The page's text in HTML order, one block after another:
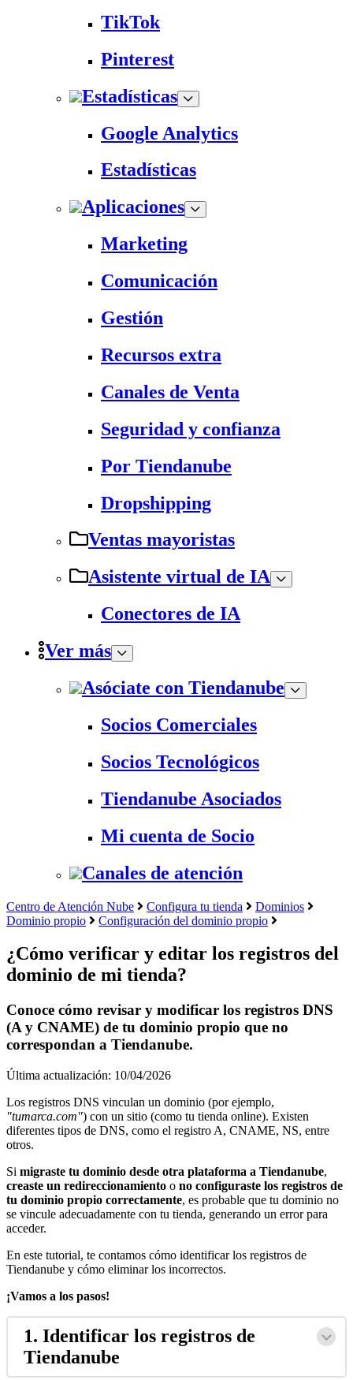
TikTok
Pinterest
Estadísticas
Google Analytics
Estadísticas
Aplicaciones
Marketing
Comunicación
Gestión
Recursos extra
Canales de Venta
Seguridad y confianza
Por Tiendanube
Dropshipping
Ventas mayoristas
Asistente virtual de IA
Conectores de IA
Ver más
Asóciate con Tiendanube
Socios Comerciales
Socios Tecnológicos
Tiendanube Asociados
Mi cuenta de Socio
Canales de atención
Centro de Atención Nube Configura tu tienda
Dominios
Dominio propio
Configuración del dominio propio
¿Cómo verificar y editar los registros del
dominio de mi tienda?
Conoce cómo revisar y modificar los registros DNS
(A y CNAME) de tu dominio propio que no
correspondan a Tiendanube.
Última actualización: 10/04/2026
Los registros DNS vinculan un dominio (por ejemplo,
"tumarca.com") con un sitio (como tu tienda online). Existen
diferentes tipos de DNS, como el registro A, CNAME, NS, entre
otros.
Si migraste tu dominio desde otra plataforma a Tiendanube,
creaste un redireccionamiento o no configuraste los registros de
tu dominio propio correctamente, es probable que tu dominio no
se vincule adecuadamente con tu tienda, generando un error para
acceder.
En este tutorial, te contamos cómo identificar los registros de
Tiendanube y cómo eliminar los incorrectos.
¡Vamos a los pasos!
1. Identificar los registros de
Tiendanube